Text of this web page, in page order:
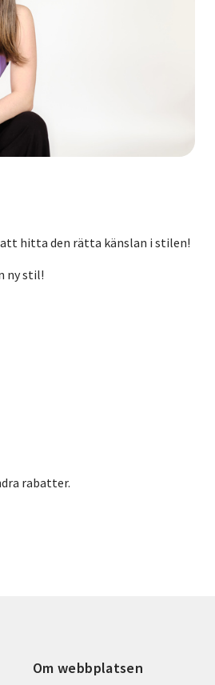
hitta den rätta känslan i stilen!
ny stil!
rabatter.
Om webbplatsen